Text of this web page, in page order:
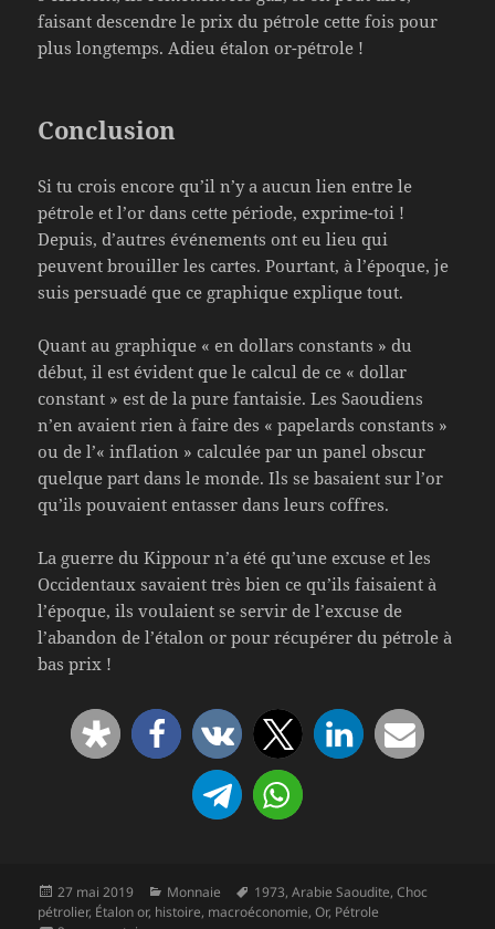
faisant descendre le prix du pétrole cette fois pour
plus longtemps. Adieu étalon or-pétrole !
Conclusion
Si tu crois encore qu’il n’y a aucun lien entre le
pétrole et l’or dans cette période, exprime-toi !
Depuis, d’autres événements ont eu lieu qui
peuvent brouiller les cartes. Pourtant, à l’époque, je
suis persuadé que ce graphique explique tout.
Quant au graphique « en dollars constants » du
début, il est évident que le calcul de ce « dollar
constant » est de la pure fantaisie. Les Saoudiens
n’en avaient rien à faire des « papelards constants »
ou de l’« inflation » calculée par un panel obscur
quelque part dans le monde. Ils se basaient sur l’or
qu’ils pouvaient entasser dans leurs coffres.
La guerre du Kippour n’a été qu’une excuse et les
Occidentaux savaient très bien ce qu’ils faisaient à
l’époque, ils voulaient se servir de l’excuse de
l’abandon de l’étalon or pour récupérer du pétrole à
bas prix !
Publié
le
27 mai 2019 Catégories
Monnaie
Mots-
clés
1973,Arabie Saoudite,Choc
pétrolier, Étalon or, histoire, macroéconomie,Or, Pétrole